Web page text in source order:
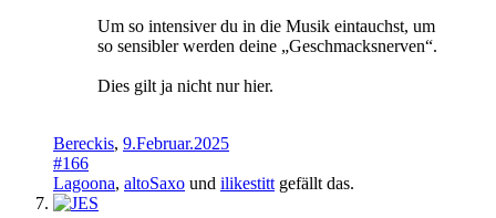
Um so intensiver du in die Musik eintauchst, um
so sensibler werden deine „Geschmacksnerven“.
Dies gilt ja nicht nur hier.
Bereckis, 9.Februar.2025
#166
Lagoona, altoSaxo und ilikestitt gefällt das.